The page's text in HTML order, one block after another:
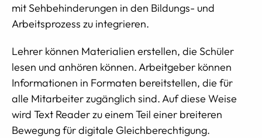
mit Sehbehinderungen in den Bildungs- und
Arbeitsprozess zu integrieren.
Lehrer können Materialien erstellen, die Schüler
lesen und anhören können. Arbeitgeber können
Informationen in Formaten bereitstellen, die für
alle Mitarbeiter zugänglich sind. Auf diese Weise
wird Text Reader zu einem Teil einer breiteren
Bewegung für digitale Gleichberechtigung.